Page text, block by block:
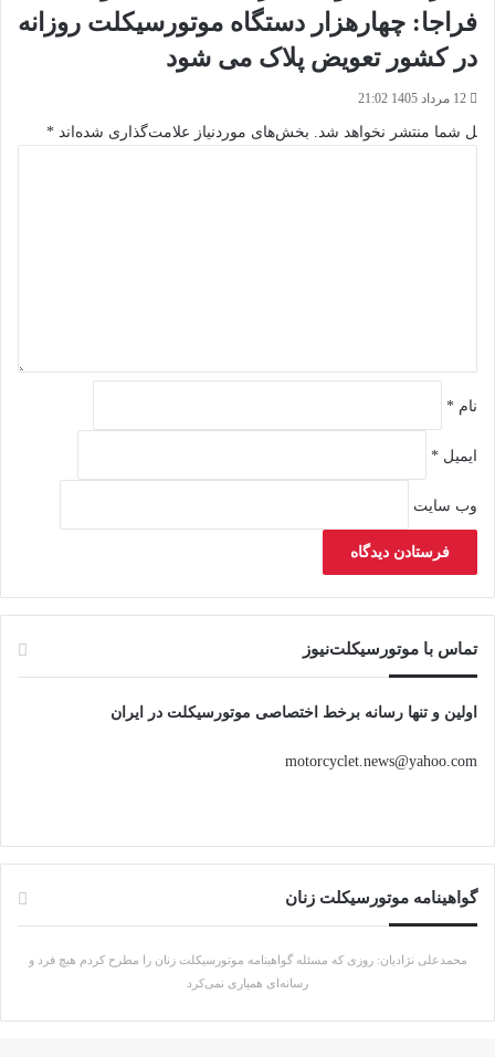
فراجا: چهارهزار دستگاه موتورسیکلت روزانه
در کشور تعویض پلاک می شود
12 مرداد 1405 21:02
ل شما منتشر نخواهد شد. بخش‌های موردنیاز علامت‌گذاری شده‌اند *
نام *
ایمیل *
وب‌ سایت
تماس با موتورسیکلت‌نیوز
اولین و تنها رسانه برخط اختصاصی موتورسیکلت در ایران
motorcyclet.news@yahoo.com
گواهینامه موتورسیکلت زنان
محمدعلی نژادیان: روزی که مسئله گواهینامه موتورسیکلت زنان را مطرح کردم هیچ فرد و
رسانه‌ای همیاری نمی‌کرد